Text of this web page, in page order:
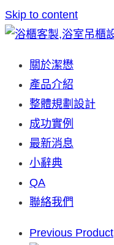
Skip to content
關於潔懋
產品介紹
整體規劃設計
成功實例
最新消息
小辭典
QA
聯絡我們
Previous Product